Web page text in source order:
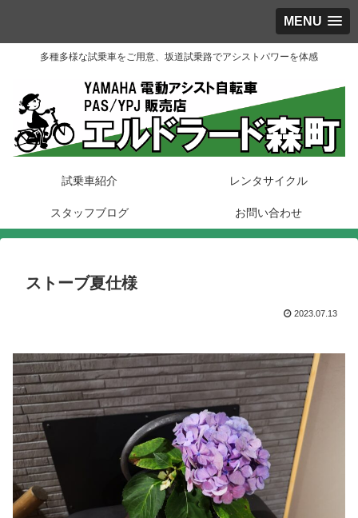
MENU
多種多様な試乗車をご用意、坂道試乗路でアシストパワーを体感
試乗車紹介 レンタサイクル
スタッフブログ お問い合わせ
ストーブ夏仕様
2023.07.13